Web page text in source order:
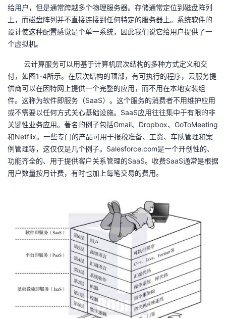
子
直
播
的
活
动
我
的
关
注
我
开
发
者
学
的
我
证
实
的
的
Programs
我
的
支
持
技
术
持
的
云
建
给用户，但是通常跨越多个物理服务器。存储通常定位到磁盘阵列
上，而磁盘阵列并不直接连接到任何特定的服务器上。系统软件的
设计使这种配置感觉是个单一系统，因此我们说它给用户提供了一
个虚拟机。
云计算服务可以用基于计算机层次结构的多种方式定义和交
付，如图1-4所示。在层次结构的顶部，有可执行的程序，云服务提
供商可以在因特网上提供一个完整的应用，而不用在本地安装组
件。这称为软件即服务（SaaS）。这个服务的消费者不用维护应用
或不需要以任何方式关心基础设施。SaaS应用往往集中于有限的非
关键性业务应用。著名的例子包括Gmail、Dropbox、GoToMeeting
和Netflix。一些专门的产品可用于报税准备、工资、车队管理和案
例管理等，这仅仅是几个例子。Salesforce.com是一个开创性的、
功能齐全的、用于提供客户关系管理的SaaS。收费SaaS通常是根据
用户数量按月计费，有时也加上每笔交易的费用。